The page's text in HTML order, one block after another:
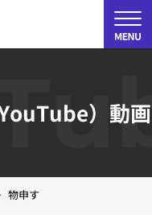
）動画
物申す